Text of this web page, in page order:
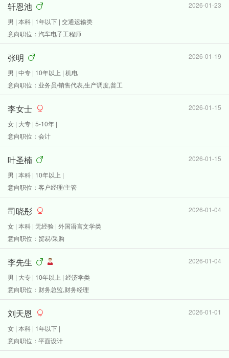
轩恩池
2026-01-23
男 | 本科 | 1年以下 | 交通运输类
意向职位：汽车电子工程师
张明
2026-01-19
男 | 中专 | 10年以上 | 机电
意向职位：业务员/销售代表,生产调度,普工
李女士
2026-01-15
女 | 大专 | 5-10年 |
意向职位：会计
叶圣楠
2026-01-15
男 | 本科 | 10年以上 |
意向职位：客户经理/主管
司晓彤
2026-01-04
女 | 本科 | 无经验 | 外国语言文学类
意向职位：贸易/采购
李先生
2026-01-04
男 | 大专 | 10年以上 | 经济学类
意向职位：财务总监,财务经理
刘天恩
2026-01-01
女 | 本科 | 1年以下 |
意向职位：平面设计